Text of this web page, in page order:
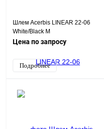
Шлем Acerbis LINEAR 22-06
White/Black M
Цена по запросу
Подробнее